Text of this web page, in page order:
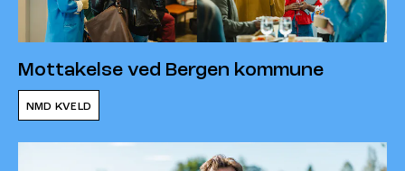
Mottakelse ved Bergen kommune
NMD KVELD